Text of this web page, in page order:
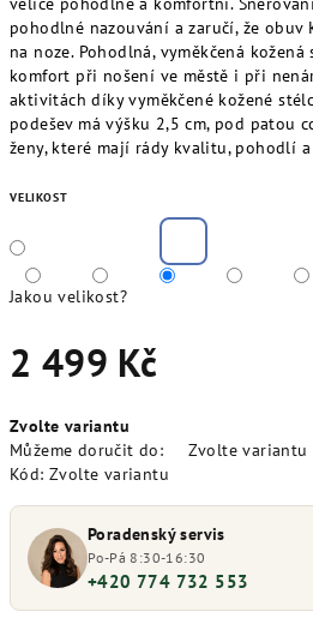
pohodlné nazouvání a zaručí, že obuv
na noze. Pohodlná, vyměkčená
komfort při nošení ve městě i při
aktivitách díky vyměkčené kožené
podešev má výšku 2,5 cm, pod patou
ženy, které mají rády kvalitu, pohodlí
VELIKOST
Jakou velikost?
2 499 Kč
cena:
Zvolte variantu
Můžeme doručit do:
Zvolte variantu
Kód: Zvolte variantu
Poradenský servis
Po-Pá 8:30-16:30
+420 774 732 553